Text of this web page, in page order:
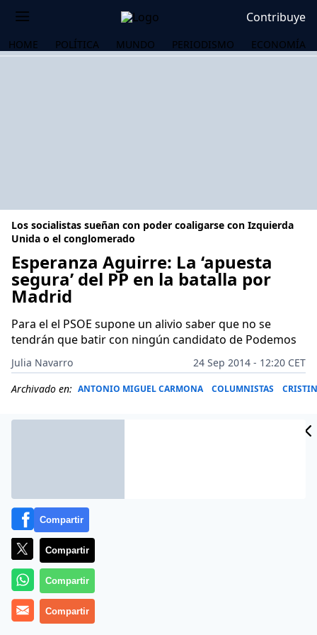
Contribuye
HOME POLÍTICA MUNDO PERIODISMO ECONOMÍA
Los socialistas sueñan con poder coaligarse con Izquierda
Unida o el conglomerado
Esperanza Aguirre: La ‘apuesta
segura’ del PP en la batalla por
Madrid
Para el el PSOE supone un alivio saber que no se
tendrán que batir con ningún candidato de Podemos
Julia Navarro
24 Sep 2014 - 12:20 CET
Archivado en: ANTONIO MIGUEL CARMONA COLUMNISTAS
Madrid continúa siendo el rompeolas de España y por
Compartir
Compartir
Compartir
Compartir